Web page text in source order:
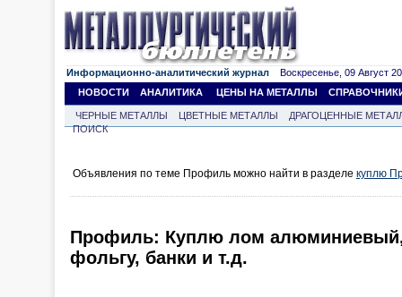
Информационно-аналитический журнал Воскресенье, 09 Август
НОВОСТИ
АНАЛИТИКА ЦЕНЫ НА МЕТАЛЛЫ
ЧЕРНЫЕ МЕТАЛЛЫ ЦВЕТНЫЕ МЕТАЛЛЫ
ДРАГОЦЕННЫЕ
ПОИСК
Объявления по теме Профиль можно найти в разделе куплю
Профиль: Куплю лом алюминиевый,
фольгу, банки и т.д.